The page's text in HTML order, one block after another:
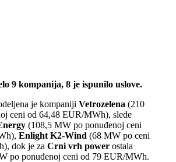
9 kompanija, 8 je ispunilo uslove.
je kompanijiVetrozelena (210
ceni od 64,48 EUR/MWh), slede
(108,5 MW po ponuđenoj ceni
Enlight K2-Wind (68 MW po ceni
dok je zaCrni vrh power ostala
po ponuđenoj ceni od 79 EUR/MWh.